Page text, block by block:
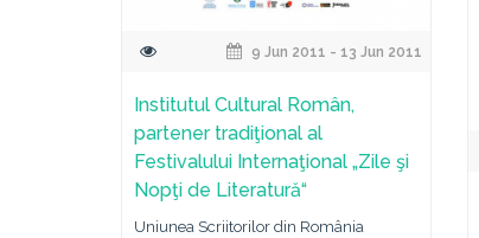
9 Jun 2011 - 13 Jun 2011
Institutul Cultural Român,
partener tradiţional al
Festivalului Internaţional „Zile şi
Nopţi de Literatură“
Uniunea Scriitorilor din România